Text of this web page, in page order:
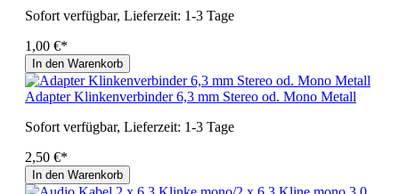
Sofort verfügbar, Lieferzeit: 1-3 Tage
1,00 €*
In den Warenkorb
Adapter Klinkenverbinder 6,3 mm Stereo od. Mono Metall
Sofort verfügbar, Lieferzeit: 1-3 Tage
2,50 €*
In den Warenkorb